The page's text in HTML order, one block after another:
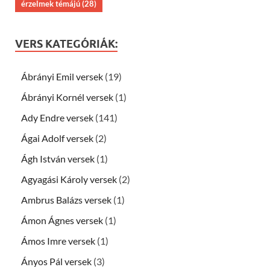
érzelmek témájú(28)
VERS KATEGÓRIÁK:
Ábrányi Emil versek (19)
Ábrányi Kornél versek (1)
Ady Endre versek (141)
Ágai Adolf versek (2)
Ágh István versek (1)
Agyagási Károly versek (2)
Ambrus Balázs versek (1)
Ámon Ágnes versek (1)
Ámos Imre versek (1)
Ányos Pál versek (3)